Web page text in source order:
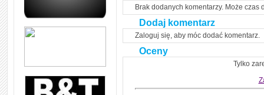
zrozumiale wytłumaczył, na
czym polega mowa zależna
(reported speech) w języku
angielskim
dłużej!
Brak dodanych komentarzy. Może czas
Dodaj komentarz
Zaloguj się, aby móc dodać komentarz.
Oceny
Tylko